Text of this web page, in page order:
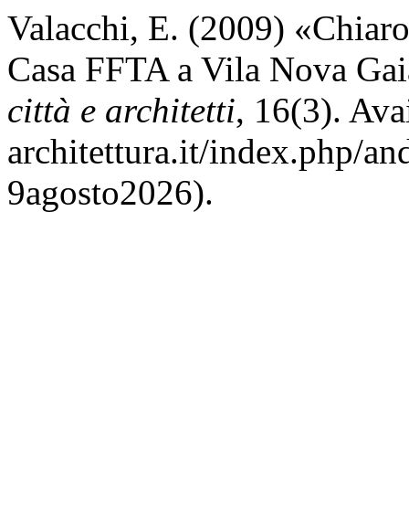
Valacchi, E. (2009)
Casa FFTA a Vila Nova
città e architetti, 16(3).
architettura.it/index.php/
9agosto2026).